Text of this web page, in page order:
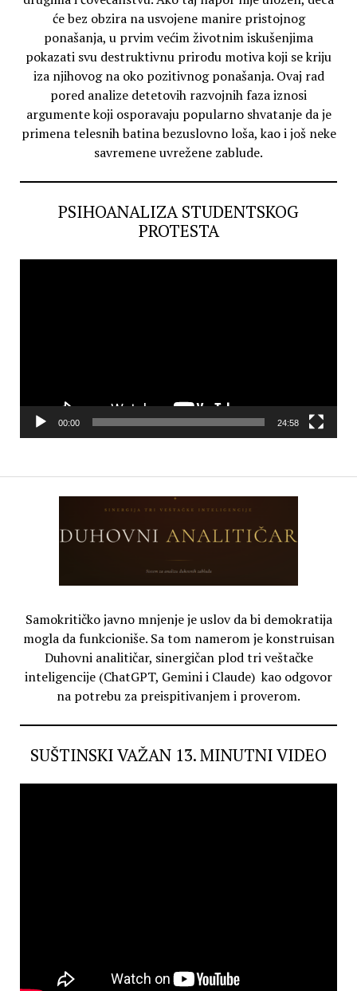
će bez obzira na usvojene manire pristojnog
ponašanja, u prvim većim životnim iskušenjima
pokazati svu destruktivnu prirodu motiva koji se kriju
iza njihovog na oko pozitivnog ponašanja. Ovaj rad
pored analize detetovih razvojnih faza iznosi
argumente koji osporavaju popularno shvatanje da je
primena telesnih batina bezuslovno loša, kao i još neke
savremene uvrežene zablude.
PSIHOANALIZA STUDENTSKOG
PROTESTA
00:00 24:58
Samokritičko javno mnjenje je uslov da bi demokratija
mogla da funkcioniše. Sa tom namerom je konstruisan
Duhovni analitičar, sinergičan plod tri veštačke
inteligencije (ChatGPT, Gemini i Claude) kao odgovor
na potrebu za preispitivanjem i proverom.
SUŠTINSKI VAŽAN 13. MINUTNI VIDEO